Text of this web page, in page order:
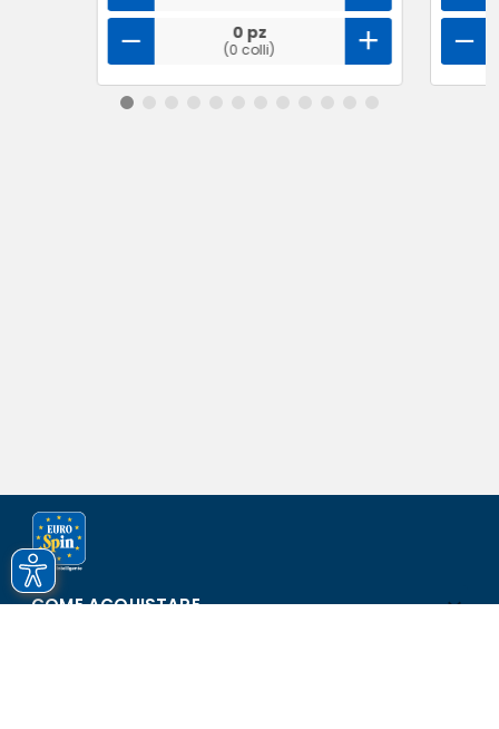
0 pz
(0 colli)
COME ACQUISTARE